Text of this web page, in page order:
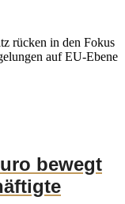
rücken in den Fokus
auf EU-Ebene
bewegt